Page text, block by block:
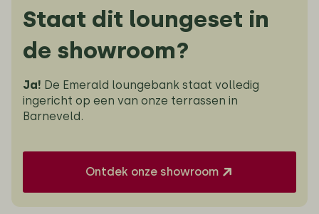
Staat dit loungeset in
de showroom?
Ja! De Emerald loungebank staat volledig
ingericht op een van onze terrassen in
Barneveld.
Ontdek onze showroom